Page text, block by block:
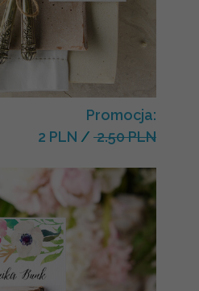
Promocja:
2 PLN / 2.50 PLN